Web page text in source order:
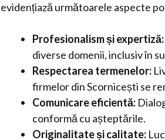
evidențiază următoarele aspecte
Profesionalism și expertiză:
diverse domenii, inclusiv în
Respectarea termenelor:
firmelor din Scornicești se
Comunicare eficientă:
conformă cu așteptările.
Originalitate și calitate: